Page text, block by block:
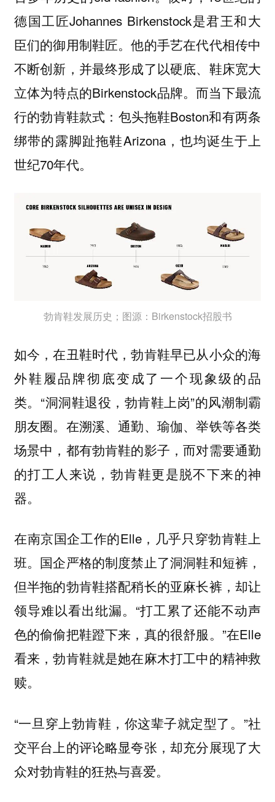
德国工匠Johannes Birkenstock是君王和大
臣们的御用制鞋匠。他的手艺在代代相传中
不断创新，并最终形成了以硬底、鞋床宽大
立体为特点的Birkenstock品牌。而当下最流
行的勃肯鞋款式：包头拖鞋Boston和有两条
绑带的露脚趾拖鞋Arizona，也均诞生于上
世纪70年代。
勃肯鞋发展历史；图源：Birkenstock招股书
如今，在丑鞋时代，勃肯鞋早已从小众的海
外鞋履品牌彻底变成了一个现象级的品
类。“洞洞鞋退役，勃肯鞋上岗”的风潮制霸
朋友圈。在溯溪、通勤、瑜伽、举铁等各类
场景中，都有勃肯鞋的影子，而对需要通勤
的打工人来说，勃肯鞋更是脱不下来的神
器。
在南京国企工作的Elle，几乎只穿勃肯鞋上
班。国企严格的制度禁止了洞洞鞋和短裤，
但半拖的勃肯鞋搭配稍长的亚麻长裤，却让
领导难以看出纰漏。“打工累了还能不动声
色的偷偷把鞋蹬下来，真的很舒服。”在Elle
看来，勃肯鞋就是她在麻木打工中的精神救
赎。
“一旦穿上勃肯鞋，你这辈子就定型了。”社
交平台上的评论略显夸张，却充分展现了大
众对勃肯鞋的狂热与喜爱。